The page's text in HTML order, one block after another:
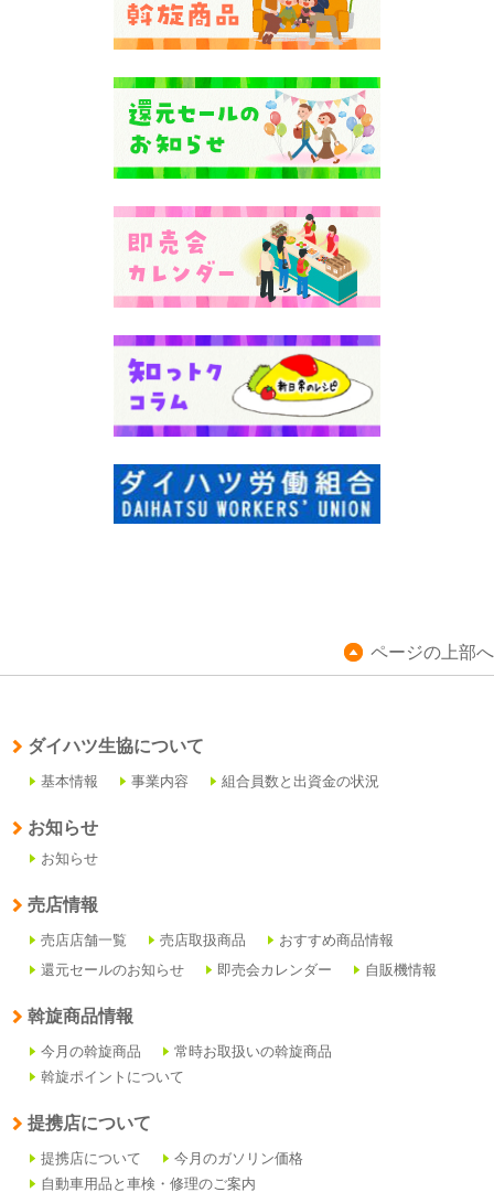
ページの上部へ
ダイハツ生協について
基本情報 事業内容 組合員数と出資金の状況
お知らせ
お知らせ
売店情報
売店店舗一覧 売店取扱商品
おすすめ商品情報
還元セールのお知らせ
即売会カレンダー 自販機情報
斡旋商品情報
今月の斡旋商品
常時お取扱いの斡旋商品
斡旋ポイントについて
提携店について
提携店について
今月のガソリン価格
自動車用品と車検・修理のご案内